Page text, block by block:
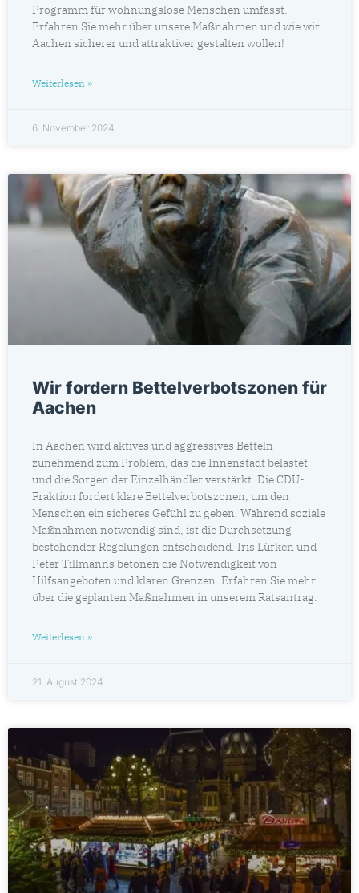
Programm für wohnungslose Menschen umfasst.
Erfahren Sie mehr über unsere Maßnahmen und wie wir
Aachen sicherer und attraktiver gestalten wollen!
Weiterlesen »
6. November 2024
Wir fordern Bettelverbotszonen für
Aachen
In Aachen wird aktives und aggressives Betteln
zunehmend zum Problem, das die Innenstadt belastet
und die Sorgen der Einzelhändler verstärkt. Die CDU-
Fraktion fordert klare Bettelverbotszonen, um den
Menschen ein sicheres Gefühl zu geben. Während soziale
Maßnahmen notwendig sind, ist die Durchsetzung
bestehender Regelungen entscheidend. Iris Lürken und
Peter Tillmanns betonen die Notwendigkeit von
Hilfsangeboten und klaren Grenzen. Erfahren Sie mehr
über die geplanten Maßnahmen in unserem Ratsantrag.
Weiterlesen »
21. August 2024